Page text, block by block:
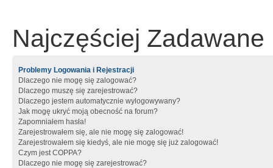
Najczęściej Zadawane
Problemy Logowania i Rejestracji
Dlaczego nie mogę się zalogować?
Dlaczego muszę się zarejestrować?
Dlaczego jestem automatycznie wylogowywany?
Jak mogę ukryć moją obecność na forum?
Zapomniałem hasła!
Zarejestrowałem się, ale nie mogę się zalogować!
Zarejestrowałem się kiedyś, ale nie mogę się już zalogować!
Czym jest COPPA?
Dlaczego nie mogę się zarejestrować?